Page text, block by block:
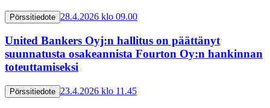
Pörssitiedote 28.4.2026 klo 09.00
United Bankers Oyj:n hallitus on päättänyt
suunnatusta osakeannista Fourton Oy:n hankinnan
toteuttamiseksi
Pörssitiedote 23.4.2026 klo 11.45